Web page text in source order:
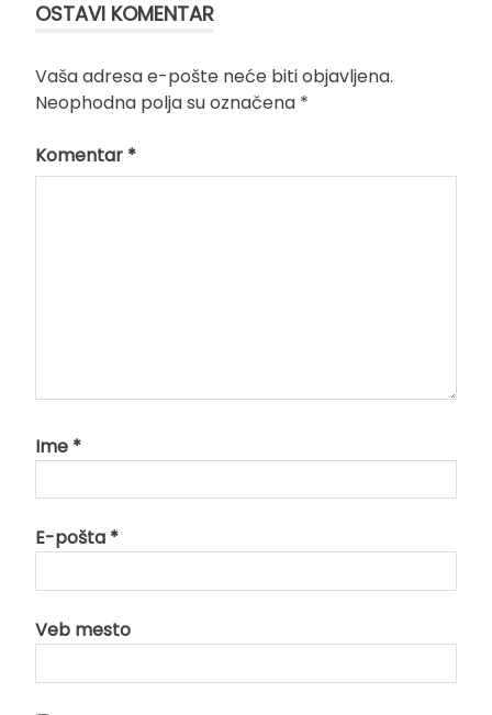
OSTAVI KOMENTAR
Vaša adresa e-pošte neće biti objavljena.
Neophodna polja su označena *
Komentar *
Ime *
E-pošta *
Veb mesto